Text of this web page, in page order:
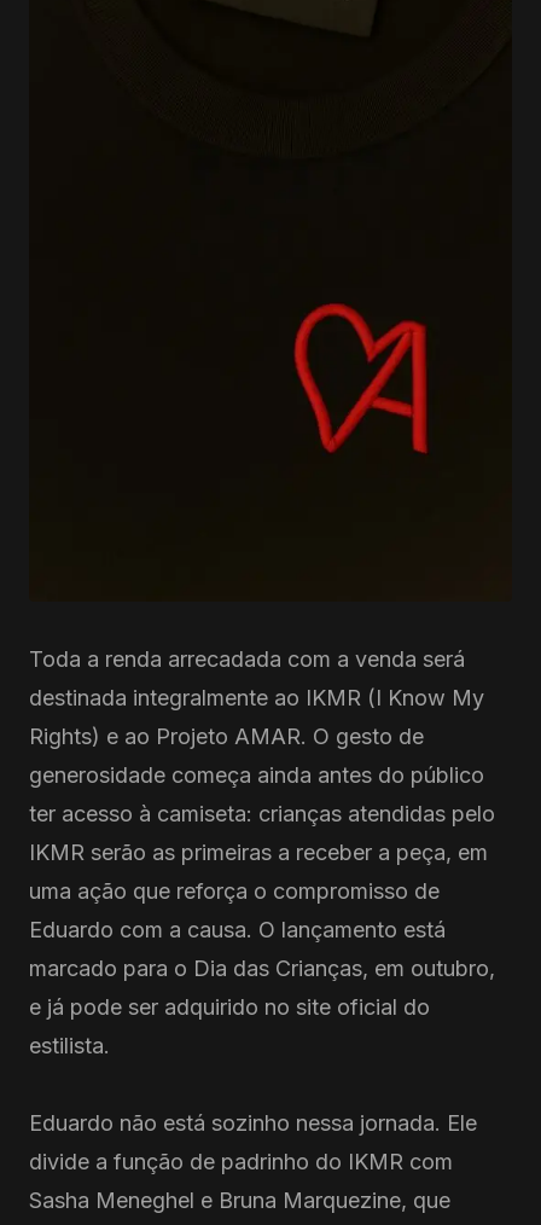
Toda a renda arrecadada com a venda será
destinada integralmente ao IKMR (I Know My
Rights) e ao Projeto AMAR. O gesto de
generosidade começa ainda antes do público
ter acesso à camiseta: crianças atendidas pelo
IKMR serão as primeiras a receber a peça, em
uma ação que reforça o compromisso de
Eduardo com a causa. O lançamento está
marcado para o Dia das Crianças, em outubro,
e já pode ser adquirido no site oficial do
estilista.
Eduardo não está sozinho nessa jornada. Ele
divide a função de padrinho do IKMR com
Sasha Meneghel e Bruna Marquezine, que